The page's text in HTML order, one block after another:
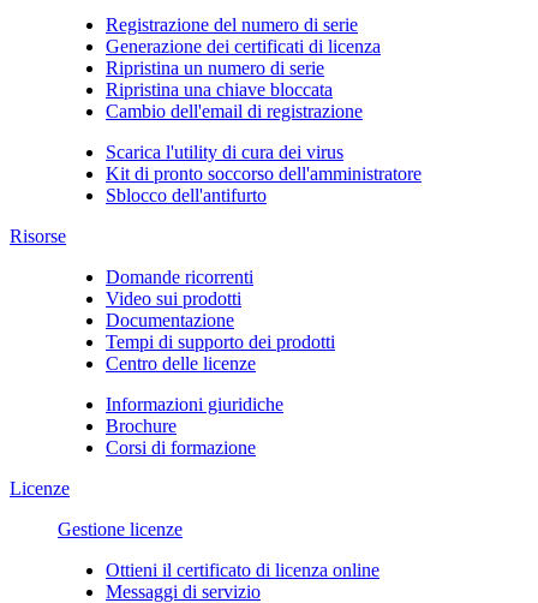
Registrazione del numero di serie
Generazione dei certificati di licenza
Ripristina un numero di serie
Ripristina una chiave bloccata
Cambio dell'email di registrazione
Scarica l'utility di cura dei virus
Kit di pronto soccorso dell'amministratore
Sblocco dell'antifurto
Risorse
Domande ricorrenti
Video sui prodotti
Documentazione
Tempi di supporto dei prodotti
Centro delle licenze
Informazioni giuridiche
Brochure
Corsi di formazione
Licenze
Gestione licenze
Ottieni il certificato di licenza online
Messaggi di servizio